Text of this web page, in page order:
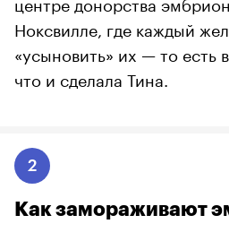
Ноксвилле, где каждый
«усыновить» их — то есть
что и сделала Тина.
2
Как замораживают